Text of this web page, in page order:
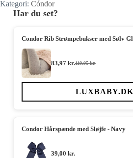
Kategori: Cóndor
Har du set?
Condor Rib Strømpebukser med Sølv
119,95kr.
Den
pris
var:
83,97 kr.Den
pris
er:
Condor Hårspænde med Sløjfe - Navy
39,00 kr.